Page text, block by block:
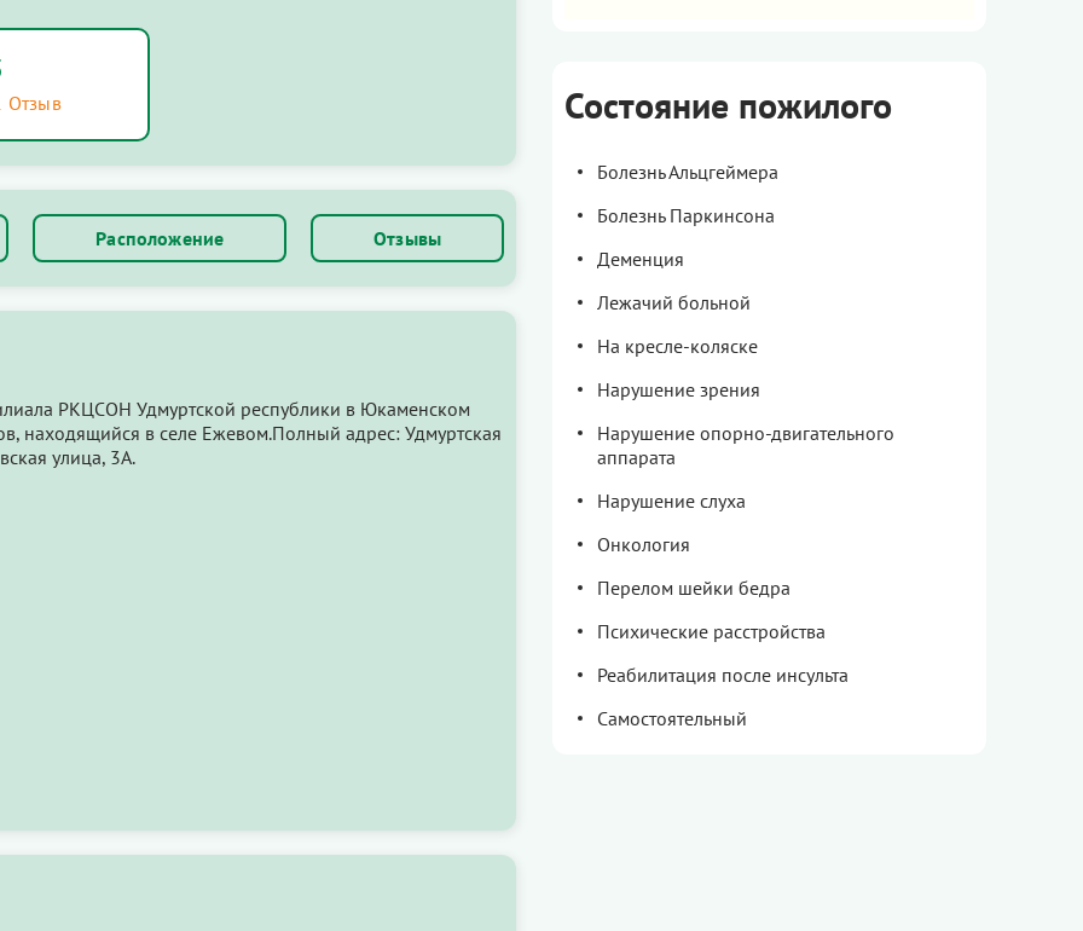
Отзыв
Расположение Отзывы
РКЦСОН Удмуртской республики в Юкаменском
находящийся в селе Ежевом.Полный адрес: Удмуртская
улица, 3А.
Состояние пожилого
Болезнь Альцгеймера
Болезнь Паркинсона
Деменция
Лежачий больной
На кресле-коляске
Нарушение зрения
Нарушение опорно-двигательного
аппарата
Нарушение слуха
Онкология
Перелом шейки бедра
Психические расстройства
Реабилитация после инсульта
Самостоятельный